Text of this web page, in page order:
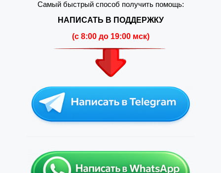
Самый быстрый способ получить помощь:
НАПИСАТЬ В ПОДДЕРЖКУ
(c 8:00 до 19:00 мск)